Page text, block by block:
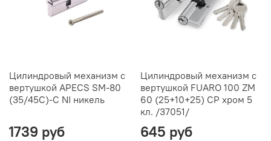
Цилиндровый механизм с
вертушкой APECS SM-80
(35/45C)-C NI никель
1739 руб
Цилиндровый механизм с
вертушкой FUARO 100 ZM
60 (25+10+25) CP хром 5
кл. /37051/
645 руб